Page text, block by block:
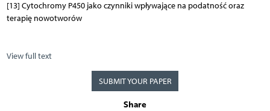
[13] Cytochromy P450 jako czynniki wpływające na podatność oraz
terapię nowotworów
View full text
SUBMIT YOUR PAPER
Share